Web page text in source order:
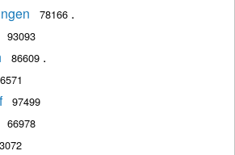
78166 .
93093
86609 .
97499
66978